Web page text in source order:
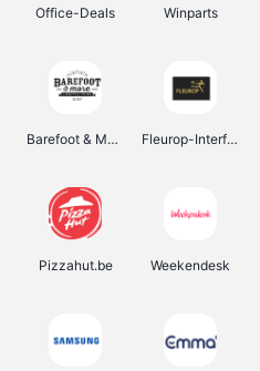
Office-Deals Winparts
Barefoot & More Fleurop-Interflora
Pizzahut.be Weekendesk